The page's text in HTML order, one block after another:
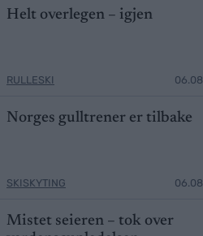
Helt overlegen – igjen
RULLESKI
Norges gulltrener er tilbake
SKISKYTING
Mistet seieren – tok over